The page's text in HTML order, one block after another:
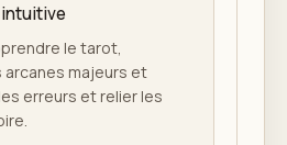
le tarot,
majeurs et
erreurs et relier les